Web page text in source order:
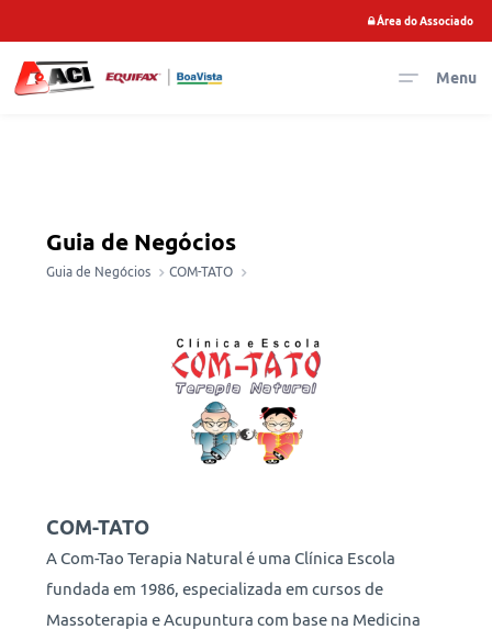
Área do Associado
Menu
Guia de Negócios
Guia de Negócios COM-TATO
COM-TATO
A Com-Tao Terapia Natural é uma Clínica Escola
fundada em 1986, especializada em cursos de
Massoterapia e Acupuntura com base na Medicina